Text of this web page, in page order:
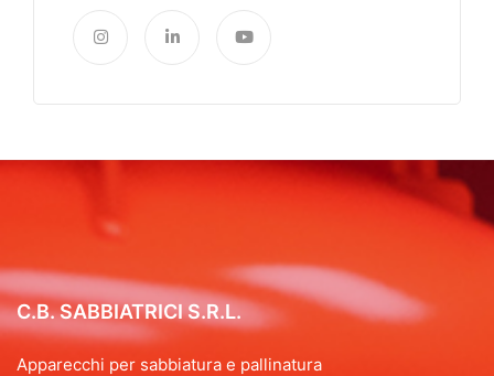
C.B. SABBIATRICI S.R.L.
Apparecchi per sabbiatura e pallinatura